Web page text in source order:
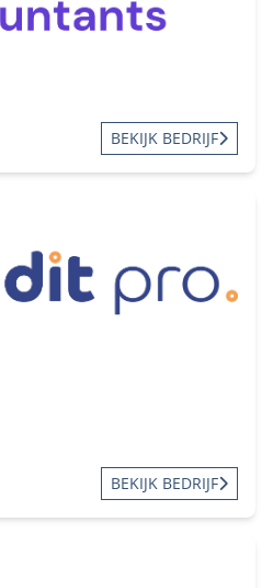
BEKIJK BEDRIJF
BEKIJK BEDRIJF